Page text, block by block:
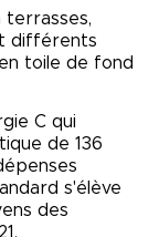
terrasses,
différents
toile de fond
C qui
de 136
s'élève
des